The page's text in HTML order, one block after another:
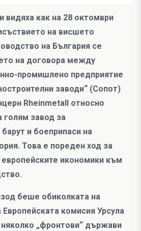
видяха как на 28 октомври
на висшето
на България се
на договора между
промишлено предприятие
заводи“ (Сопот)
Rheinmetall относно
голям завод за
и боеприпаси на
Това е пореден ход за
европейските икономики към
беше обиколката на
комисия Урсула
„фронтови“ държави